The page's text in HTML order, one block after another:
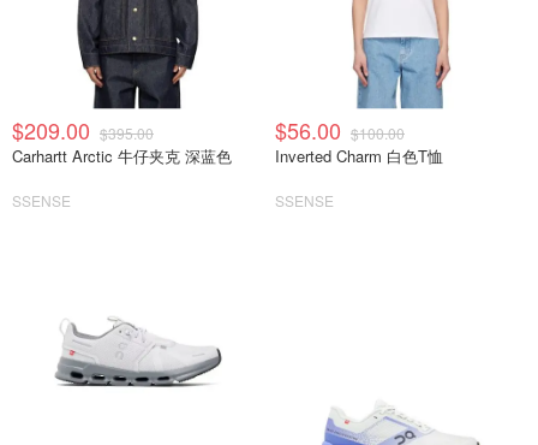
$209.00 $395.00
Carhartt Arctic 牛仔夹克 深蓝色
SSENSE
$56.00 $100.00
Inverted Charm 白色T恤
SSENSE